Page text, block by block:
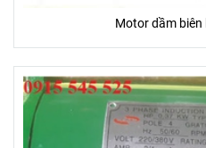
Motor dầm biên